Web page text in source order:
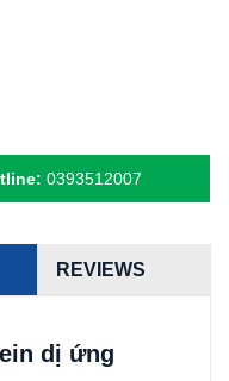
0393512007
REVIEWS
dị ứng